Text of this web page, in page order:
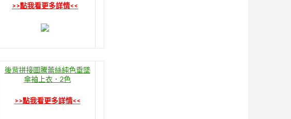
>>點我看更多詳情<<
後背拼接圖騰蕾絲純色垂墜
傘袖上衣．2色
>>點我看更多詳情<<